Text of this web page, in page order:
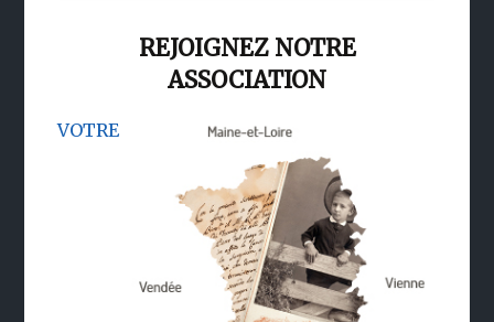
REJOIGNEZ NOTRE
ASSOCIATION
VOTRE